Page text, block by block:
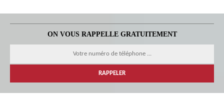
ON VOUS RAPPELLE GRATUITEMENT